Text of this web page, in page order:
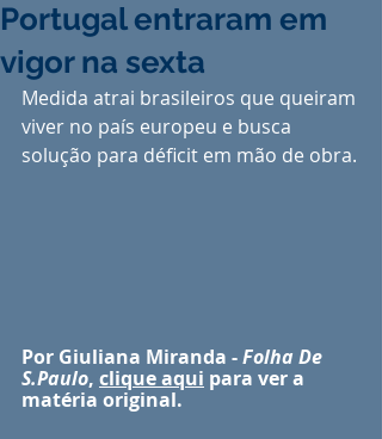
Portugal entraram em
vigor na sexta
Medida atrai brasileiros que queiram
viver no país europeu e busca
solução para déficit em mão de obra.
Por Giuliana Miranda - Folha De
S.Paulo, clique aqui para ver a
matéria original.